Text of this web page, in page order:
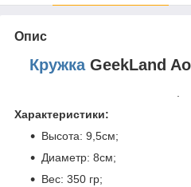
Опис
КружкаGeekLand
.
Характеристики:
Высота: 9,5см;
Диаметр: 8см;
Вес: 350 гр;